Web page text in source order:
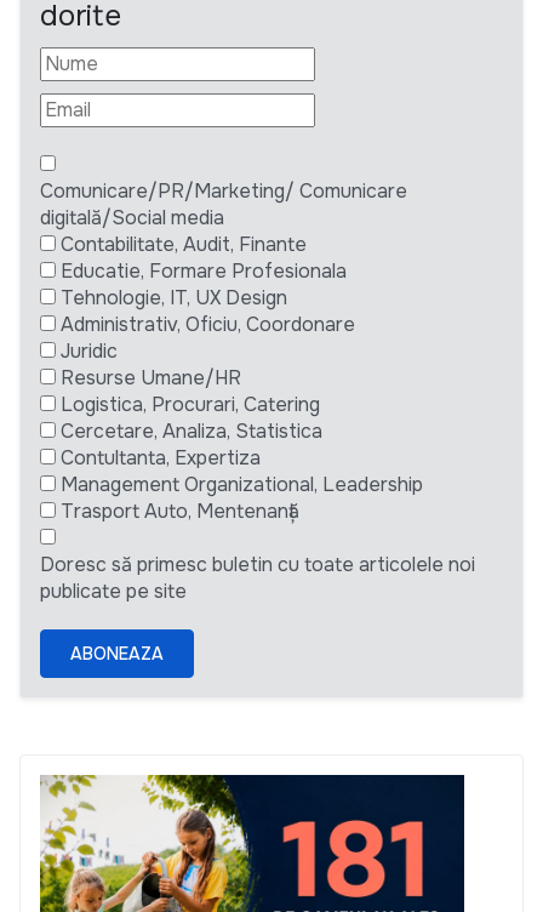
dorite
Comunicare/PR/Marketing/ Comunicare
digitală/Social media
Contabilitate, Audit, Finante
Educatie, Formare Profesionala
Tehnologie, IT, UX Design
Administrativ, Oficiu, Coordonare
Juridic
Resurse Umane/HR
Logistica, Procurari, Catering
Cercetare, Analiza, Statistica
Contultanta, Expertiza
Management Organizational, Leadership
Trasport Auto, Mentenanță
Doresc să primesc buletin cu toate articolele noi
publicate pe site
ABONEAZA